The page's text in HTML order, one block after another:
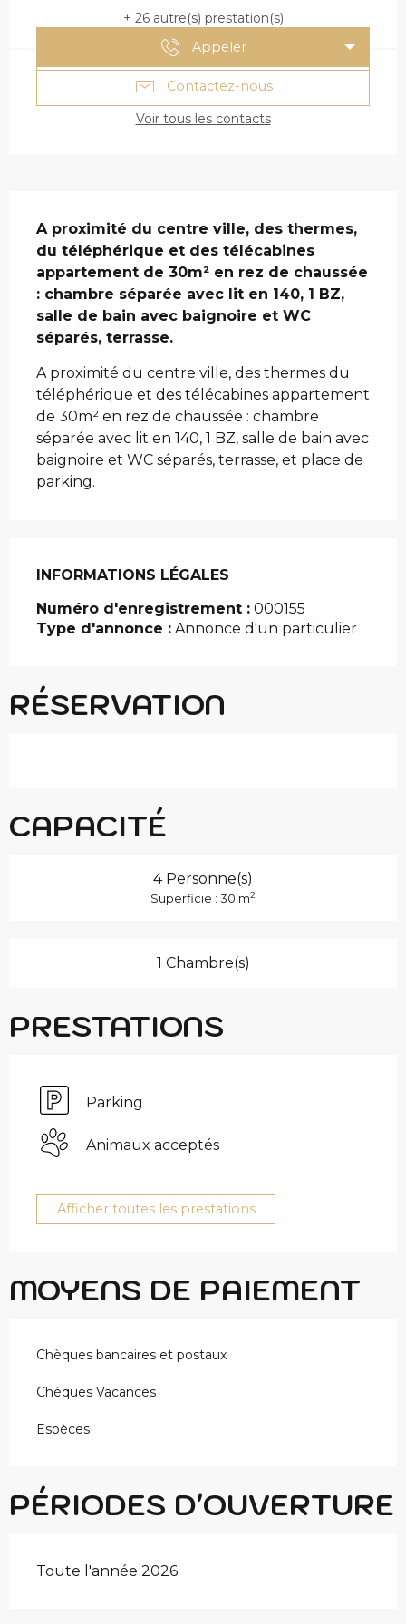
+ 26 autre(s) prestation(s)
Appeler
Contactez-nous
Voir tous les contacts
A proximité du centre ville, des thermes,
du téléphérique et des télécabines
appartement de 30m² en rez de chaussée
: chambre séparée avec lit en 140, 1 BZ,
salle de bain avec baignoire et WC
séparés, terrasse.
A proximité du centre ville, des thermes du
téléphérique et des télécabines appartement
de 30m² en rez de chaussée : chambre
séparée avec lit en 140, 1 BZ, salle de bain avec
baignoire et WC séparés, terrasse, et place de
parking.
INFORMATIONS LÉGALES
INFORMATIONS LÉGALES
Numéro d'enregistrement : 000155
Type d'annonce : Annonce d'un particulier
RÉSERVATION
CAPACITÉ
4 Personne(s)
Superficie : 30 m2
1 Chambre(s)
PRESTATIONS
Parking
Animaux acceptés
Afficher toutes les prestations
MOYENS DE PAIEMENT
Chèques bancaires et postaux
Chèques Vacances
Espèces
PÉRIODES D'OUVERTURE
Toute l'année 2026